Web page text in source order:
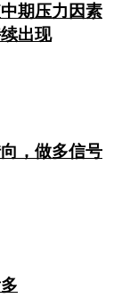
期压力因素
出现
，做多信号